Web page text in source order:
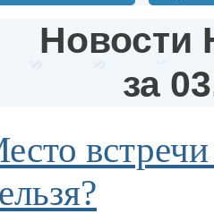
Новости
за